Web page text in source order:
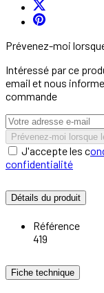
Prévenez-moi
Intéressé par ce
email et nous
commande
Prévenez-moi lorsque
J'accepte les c
confidentialité
Détails du produit
Référence
419
Fiche technique